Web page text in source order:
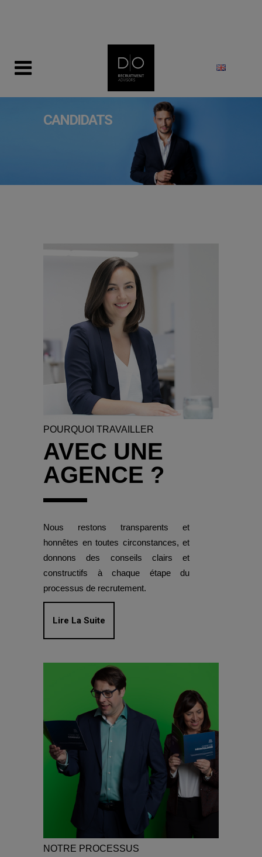
CANDIDATS
POURQUOI TRAVAILLER
AVEC UNE
AGENCE ?
Nous restons transparents et
honnêtes en toutes circonstances, et
donnons des conseils clairs et
constructifs à chaque étape du
processus de recrutement.
Lire La Suite
NOTRE PROCESSUS